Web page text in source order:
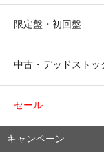
限定盤・初回盤
中古・デッドストッ
セール
キャンペーン